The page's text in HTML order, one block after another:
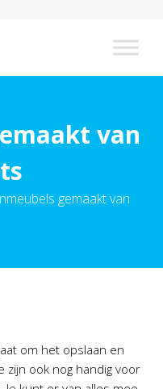
van
gemaakt van
om het opslaan en
zijn ook nog handig voor